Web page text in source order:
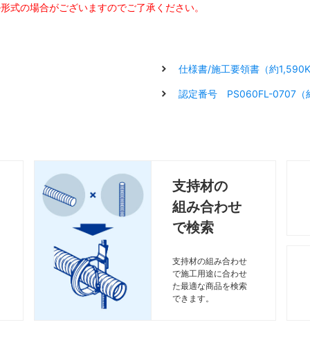
式の場合がございますのでご了承ください。
仕様書/施工要領書（約
認定番号 PS060FL-0707（
支持材の
組み合わせ
で検索
支持材の組み合わせ
で施工用途に合わせ
た最適な商品を検索
できます。